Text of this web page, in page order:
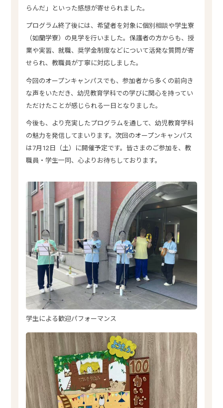
らんだ」といった感想が寄せられました。
プログラム終了後には、希望者を対象に個別相談や学生寮
（如蘭学寮）の見学を行いました。保護者の方からも、授
業や実習、就職、奨学金制度などについて活発な質問が寄
せられ、教職員が丁寧に対応しました。
今回のオープンキャンパスでも、参加者から多くの前向き
な声をいただき、幼児教育学科での学びに関心を持ってい
ただけたことが感じられる一日となりました。
今後も、より充実したプログラムを通して、幼児教育学科
の魅力を発信してまいります。次回のオープンキャンパス
は7月12日（土）に開催予定です。皆さまのご参加を、教
職員・学生一同、心よりお待ちしております。
学生による歓迎パフォーマンス